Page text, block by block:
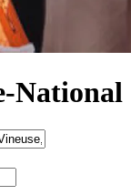
National